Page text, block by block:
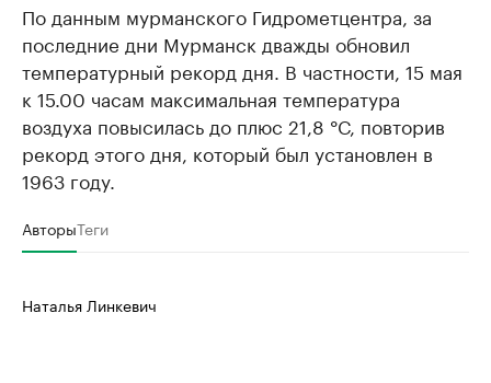
По данным мурманского Гидрометцентра, за
последние дни Мурманск дважды обновил
температурный рекорд дня. В частности, 15 мая
к 15.00 часам максимальная температура
воздуха повысилась до плюс 21,8 °С, повторив
рекорд этого дня, который был установлен в
1963 году.
АвторыТеги
Наталья Линкевич